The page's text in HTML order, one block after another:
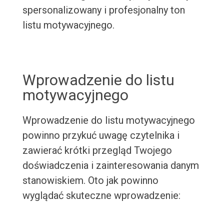
spersonalizowany i profesjonalny ton
listu motywacyjnego.
Wprowadzenie do listu
motywacyjnego
Wprowadzenie do listu motywacyjnego
powinno przykuć uwagę czytelnika i
zawierać krótki przegląd Twojego
doświadczenia i zainteresowania danym
stanowiskiem. Oto jak powinno
wyglądać skuteczne wprowadzenie: